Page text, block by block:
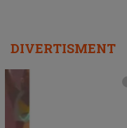
DIVERTISMENT